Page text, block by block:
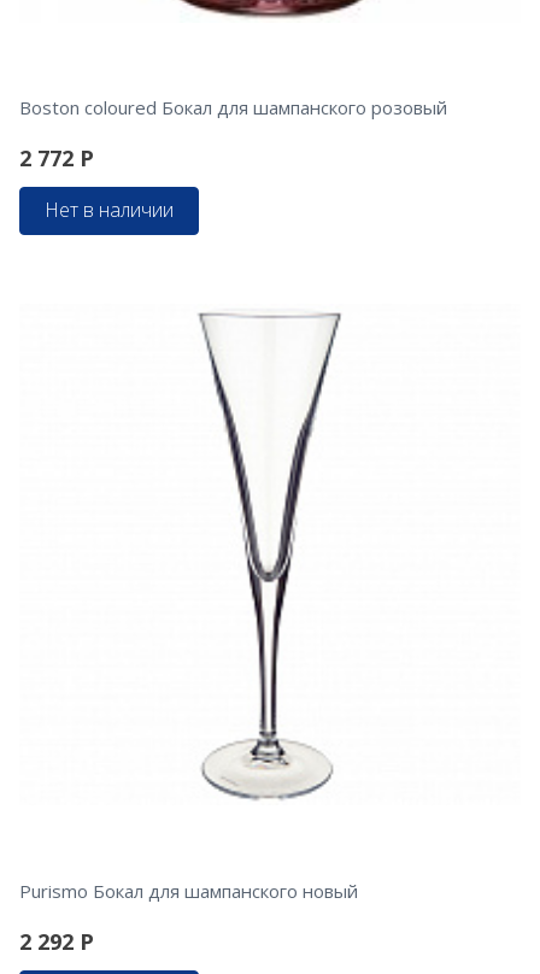
Boston coloured Бокал для шампанского розовый
2 772 Р
Нет в наличии
Purismo Бокал для шампанского новый
2 292 Р